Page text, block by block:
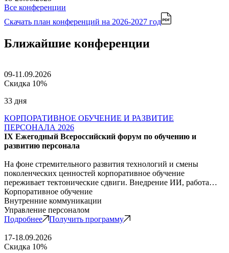
Все конференции
Скачать план конференций на 2026-2027 год
Ближайшие конференции
09-11.09.2026
Скидка 10%
33 дня
КОРПОРАТИВНОЕ ОБУЧЕНИЕ И РАЗВИТИЕ
ПЕРСОНАЛА 2026
IX Ежегодный Всероссийский форум по обучению и
развитию персонала
На фоне стремительного развития технологий и смены
поколенческих ценностей корпоративное обучение
переживает тектонические сдвиги. Внедрение ИИ, работа…
Корпоративное обучение
Внутренние коммуникации
Управление персоналом
Подробнее
Получить программу
17-18.09.2026
Скидка 10%